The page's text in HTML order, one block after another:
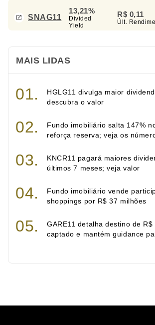
SNAG11
13,21%
Divided
Yield
R$ 0,11
Últ.
MAIS LIDAS
HGLG11 divulga maior
descubra o valor
Fundo imobiliário salta 147%
reforça reserva; veja os
KNCR11 pagará maiores
últimos 7 meses; veja valor
Fundo imobiliário vende
shoppings por R$ 37 milhões
GARE11 detalha destino de
captado e mantém guidance